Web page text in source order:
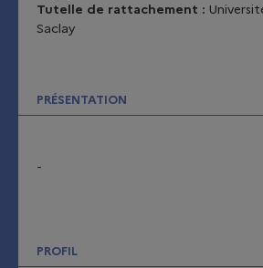
Tutelle de rattachement :
Saclay
PRÉSENTATION
-
PROFIL